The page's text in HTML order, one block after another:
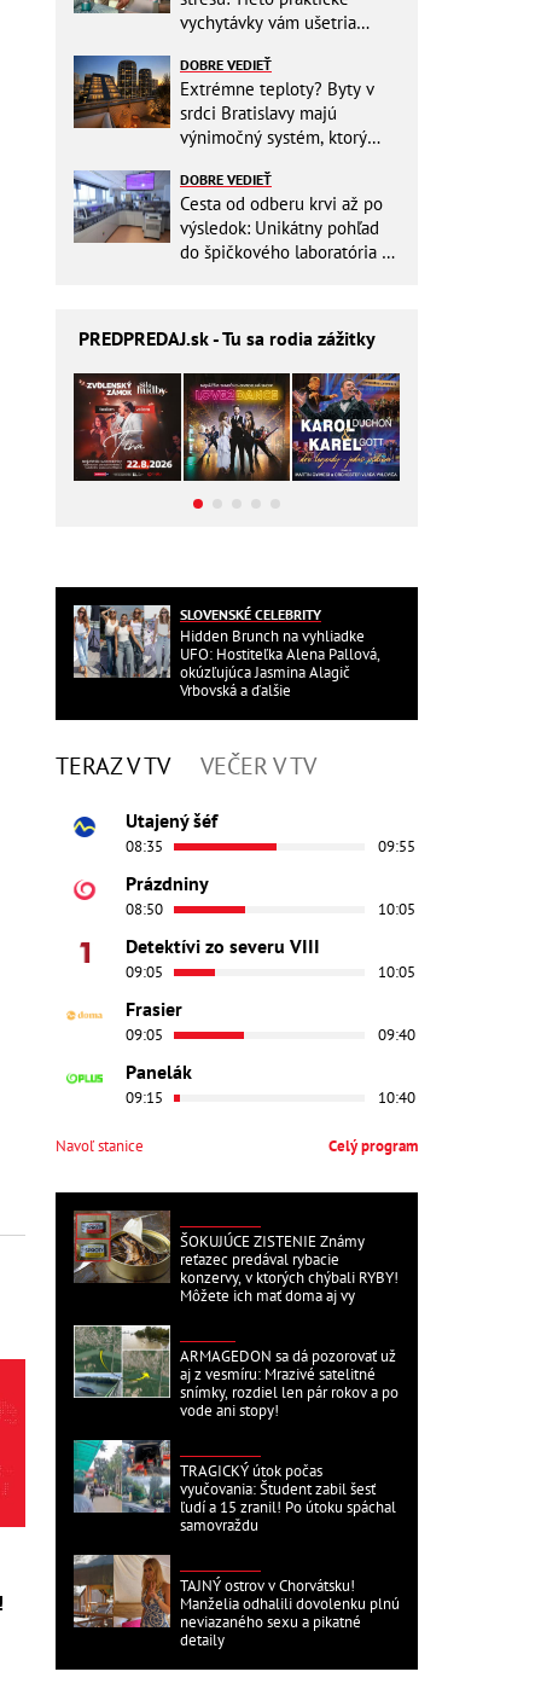
vychytávky vám ušetria
DOBRE VEDIEŤ
Extrémne teploty? Byty v
srdci Bratislavy majú
výnimočný systém, ktorý
DOBRE VEDIEŤ
Cesta od odberu krvi až po
výsledok: Unikátny pohľad
do špičkového laboratória na
PREDPREDAJ.sk - Tu sa rodia zážitky
SLOVENSKÉ CELEBRITY
Hidden Brunch na vyhliadke
UFO: Hostiteľka Alena Pallová,
okúzľujúca Jasmina Alagič
Vrbovská a ďalšie
TERAZ V TV VEČER V TV
Utajený šéf
08:35 09:55
Prázdniny
08:50 10:05
Detektívi zo severu VIII
09:05 10:05
Frasier
09:05 09:40
Panelák
09:15 10:40
Navoľ stanice Celý program
ŠOKUJÚCE ZISTENIE Známy
reťazec predával rybacie
konzervy, v ktorých chýbali RYBY!
Môžete ich mať doma aj vy
ARMAGEDON sa dá pozorovať už
aj z vesmíru: Mrazivé satelitné
snímky, rozdiel len pár rokov a po
vode ani stopy!
TRAGICKÝ útok počas
vyučovania: Študent zabil šesť
ľudí a 15 zranil! Po útoku spáchal
samovraždu
TAJNÝ ostrov v Chorvátsku!
Manželia odhalili dovolenku plnú
neviazaného sexu a pikatné
detaily